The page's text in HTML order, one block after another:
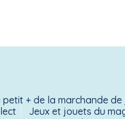
petit + de la marchande
Jeux et jouets du